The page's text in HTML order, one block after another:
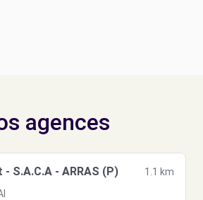
agences
S.A.C.A - ARRAS (P)
1.1 km